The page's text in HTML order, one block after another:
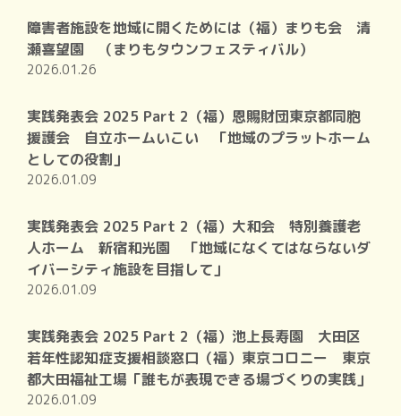
障害者施設を地域に開くためには（福）まりも会 清
瀬喜望園 （まりもタウンフェスティバル）
2026.01.26
実践発表会 2025 Part 2（福）恩賜財団東京都同胞
援護会 自立ホームいこい 「地域のプラットホーム
としての役割」
2026.01.09
実践発表会 2025 Part 2（福）大和会 特別養護老
人ホーム 新宿和光園 「地域になくてはならないダ
イバーシティ施設を目指して」
2026.01.09
実践発表会 2025 Part 2（福）池上長寿園 大田区
若年性認知症支援相談窓口（福）東京コロニー 東京
都大田福祉工場「誰もが表現できる場づくりの実践」
2026.01.09